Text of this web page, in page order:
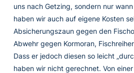
uns nach Getzing, sondern nur
haben wir auch auf eigene Kosten
Absicherungszaun gegen den
Abwehr gegen Kormoran,
Dass er jedoch diesen so leicht
haben wir nicht gerechnet. Von